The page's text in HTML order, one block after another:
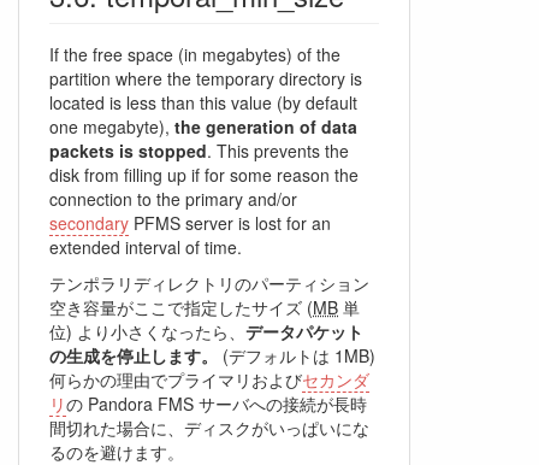
If the free space (in megabytes) of the
partition where the temporary directory is
located is less than this value (by default
one megabyte), the generation of data
packets is stopped. This prevents the
disk from filling up if for some reason the
connection to the primary and/or
secondary PFMS server is lost for an
extended interval of time.
テンポラリディレクトリのパーティション
空き容量がここで指定したサイズ (MB 単
位) より小さくなったら、 データパケット
の生成を停止します。
(デフォルトは 1MB)
何らかの理由でプライマリおよびセカンダ
リの Pandora FMS サーバへの接続が長時
間切れた場合に、ディスクがいっぱいにな
るのを避けます。